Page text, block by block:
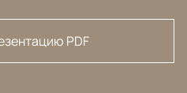
PDF